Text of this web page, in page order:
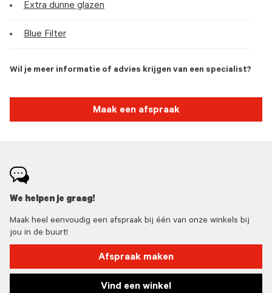
Extra dunne glazen
Blue Filter
Wil je meer informatie of advies krijgen van een specialist?
Maak een afspraak
We helpen je graag!
Maak heel eenvoudig een afspraak bij één van onze winkels bij
jou in de buurt!
Afspraak maken
Vind een winkel